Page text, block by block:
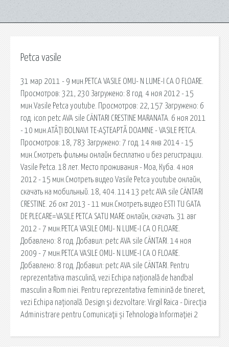
Petca vasile
31 мар 2011 - 9 мин.PETCA VASILE OMU- N LUME-I CA O FLOARE.
Просмотров: 321, 230 Загружено: 8 год. 4 ноя 2012 - 15
мин.Vasile Petca youtube. Просмотров: 22, 157 Загружено: 6
год. icon petc AVA sile CÄNTARI CRESTINE MARANATA. 6 ноя 2011
- 10 мин.ATÂŢI BOLNAVI TE-AŞTEAPTĂ DOAMNE - VASILE PETCA.
Просмотров: 18, 783 Загружено: 7 год. 14 янв 2014 - 15
мин.Смотреть фильмы онлайн бесплатно и без регистрации.
Vasile Petca. 18 лет. Место проживания - Моа, Куба. 4 ноя
2012 - 15 мин.Смотреть видео Vasile Petca youtube онлайн,
скачать на мобильный. 18, 404. 114 13 petc AVA sile CÄNTARI
CRESTINE. 26 окт 2013 - 11 мин.Смотреть видео ESTI TU GATA
DE PLECARE=VASILE PETCA SATU MARE онлайн, скачать. 31 авг
2012 - 7 мин.PETCA VASILE OMU- N LUME-I CA O FLOARE.
Добавлено: 8 год. Добавил: petc AVA sile CÄNTARI. 14 ноя
2009 - 7 мин.PETCA VASILE OMU- N LUME-I CA O FLOARE.
Добавлено: 8 год. Добавил: petc AVA sile CÄNTARI. Pentru
reprezentativa masculină, vezi Echipa națională de handbal
masculin a Rom niei. Pentru reprezentativa feminină de tineret,
vezi Echipa națională. Design şi dezvoltare: Virgil Raica - Direcţia
Administrare pentru Comunicaţii și Tehnologia Informaţiei 2